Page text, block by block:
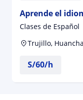
Aprende el
Clases de Español
Trujillo,
S/60/h